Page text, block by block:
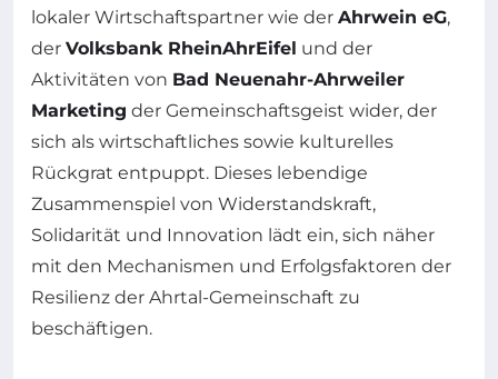
lokaler Wirtschaftspartner wie der Ahrwein eG,
der Volksbank RheinAhrEifel und der
Aktivitäten von Bad Neuenahr-Ahrweiler
Marketing der Gemeinschaftsgeist wider, der
sich als wirtschaftliches sowie kulturelles
Rückgrat entpuppt. Dieses lebendige
Zusammenspiel von Widerstandskraft,
Solidarität und Innovation lädt ein, sich näher
mit den Mechanismen und Erfolgsfaktoren der
Resilienz der Ahrtal-Gemeinschaft zu
beschäftigen.